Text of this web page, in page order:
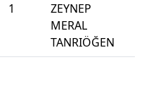
1
ZEYNEP
MERAL
TANRIÖĞEN